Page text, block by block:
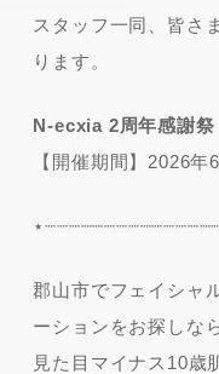
スタッフ一同、皆さ
ります。
N-ecxia 2周年感謝祭
【開催期間】2026
郡山市でフェイシャ
ーションをお探しな
見た目マイナス10歳